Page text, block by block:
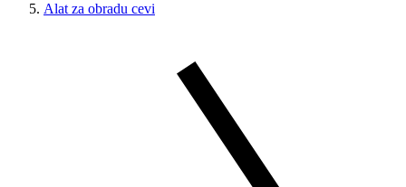
Alat za obradu cevi